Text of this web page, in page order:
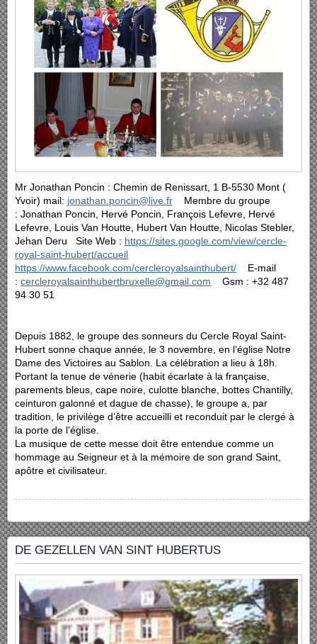
Mr Jonathan Poncin : Chemin de Renissart, 1 B-5530 Mont (
Yvoir) mail: jonathan.poncin@live.fr Membre du groupe
: Jonathan Poncin, Hervé Poncin, François Lefevre, Hervé
Lefevre, Louis Van Houtte, Hubert Van Houtte, Nicolas Stebler,
Jehan Deru Site Web : https://sites.google.com/view/cercle-
royal-saint-hubert/accueil
https://www.facebook.com/cercleroyalsainthubert/ E-mail
: cercleroyalsainthubertbruxelle@gmail.com Gsm : +32 487
94 30 51
Depuis 1882, le groupe des sonneurs du Cercle Royal Saint-
Hubert sonne chaque année, le 3 novembre, en l’église Notre
Dame des Victoires au Sablon. La célébration a lieu à 18h.
Portant la tenue de vénerie (habit écarlate à la française,
parements bleus, cape noire, culotte blanche, bottes Chantilly,
ceinturon galonné et dague de chasse), le groupe a, par
tradition, le privilège d’être accueilli et reconduit par le clergé à
la porte de l’église.
La musique de cette messe doit être entendue comme un
hommage au Seigneur et à la mémoire de son grand Saint,
apôtre et civilisateur.
DE GEZELLEN VAN SINT HUBERTUS